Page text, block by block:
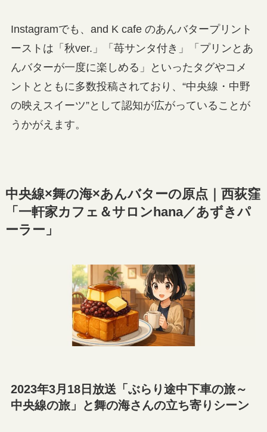
Instagramでも、and K cafe のあんバタープリント
ーストは「秋ver.」「苺サンタ付き」「プリンとあ
んバターが一度に楽しめる」といったタグやコメ
ントとともに多数投稿されており、“中央線・中野
の映えスイーツ”として認知が広がっていることが
うかがえます。
中央線×舞の海×あんバターの原点｜西荻窪
「一軒家カフェ＆サロンhana／あずきパ
ーラー」
2023年3月18日放送「ぶらり途中下車の旅～
中央線の旅」と舞の海さんの立ち寄りシーン